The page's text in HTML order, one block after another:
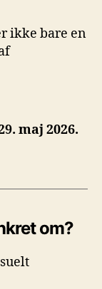
ikke bare en
maj 2026.
om?